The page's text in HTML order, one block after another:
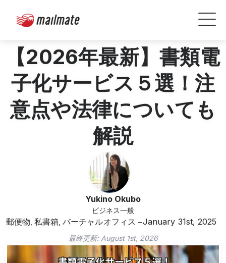
【2026年最新】書類電
子化サービス５選！注
意点や法律についても
解説
Yukino Okubo
ビジネス一般
郵便物 私書箱 ,バーチャルオフィス January 31st, 2025
最終更新: August 1st, 2026